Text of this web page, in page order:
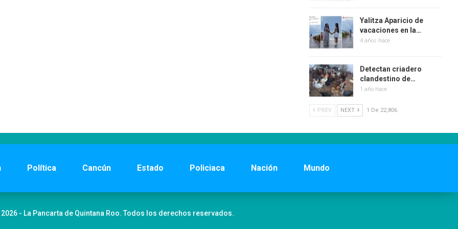
Yalitza Aparicio de
vacaciones en la…
4 años hace
Detectan criadero
clandestino de…
1 año hace
PREV NEXT 1 De 22,806
Política Cancún Estado Policiaca Nación Mundo
- La Pancarta de Quintana Roo. Todos los derechos reservados.